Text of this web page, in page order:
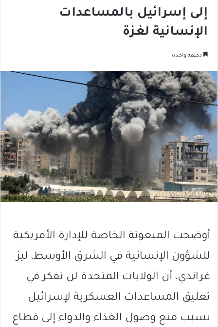
إلى إسرائيل بالمساعدات
الإنسانية لغزة
دقيقة واحدة
أوضحت المبعوثة الخاصة للإدارة الأمريكية
للشؤون الإنسانية في الشرق الأوسط، ليز
غراندي، أن الولايات المتحدة لن تفكر في
تعليق المساعدات العسكرية لإسرائيل
بسبب منع وصول الغذاء والدواء إلى قطاع